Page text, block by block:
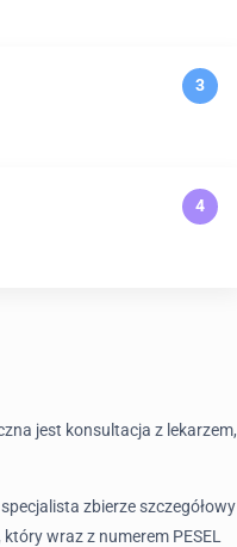
jest konsultacja z lekarzem,
zbierze szczegółowy
wraz z numerem PESEL